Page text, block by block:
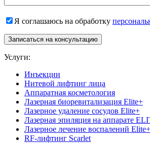
Я соглашаюсь на обработку
Записаться на консультацию
Услуги:
Инъекции
Нитевой лифтинг лица
Аппаратная косметология
Лазерная биоревитализация Elite+
Лазерное удаление сосудов Elite+
Лазерная эпиляция на аппарате
Лазерное лечение воспалений Elite+
RF-лифтинг Scarlet